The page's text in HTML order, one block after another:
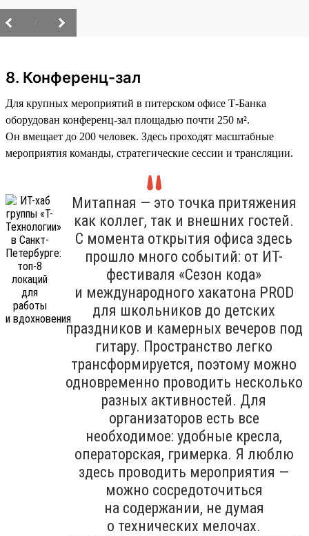
8. Конференц-зал
Для крупных мероприятий в питерском офисе Т-Банка
оборудован конференц-зал площадью почти 250 м².
Он вмещает до 200 человек. Здесь проходят масштабные
мероприятия команды, стратегические сессии и трансляции.
Митапная — это точка притяжения
как коллег, так и внешних гостей.
С момента открытия офиса здесь
прошло много событий: от ИТ-
фестиваля «Сезон кода»
и международного хакатона PROD
для школьников до детских
праздников и камерных вечеров под
гитару. Пространство легко
трансформируется, поэтому можно
одновременно проводить несколько
разных активностей. Для
организаторов есть все
необходимое: удобные кресла,
операторская, гримерка. Я люблю
здесь проводить мероприятия —
можно сосредоточиться
на содержании, не думая
о технических мелочах.